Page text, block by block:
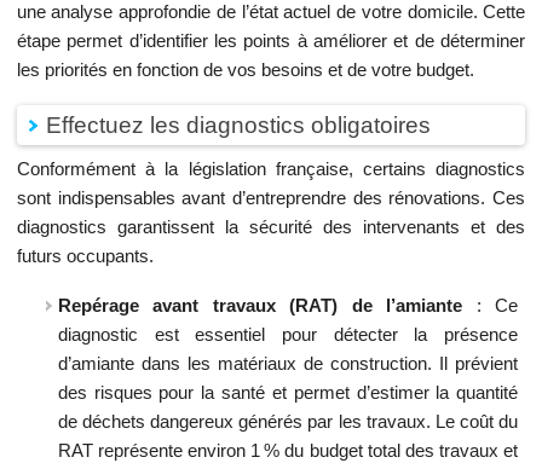
une analyse approfondie de l’état actuel de votre domicile. Cette
étape permet d’identifier les points à améliorer et de déterminer
les priorités en fonction de vos besoins et de votre budget.
Effectuez les diagnostics obligatoires
Conformément à la législation française, certains diagnostics
sont indispensables avant d’entreprendre des rénovations. Ces
diagnostics garantissent la sécurité des intervenants et des
futurs occupants.
Repérage avant travaux (RAT) de l’amiante : Ce
diagnostic est essentiel pour détecter la présence
d’amiante dans les matériaux de construction. Il prévient
des risques pour la santé et permet d’estimer la quantité
de déchets dangereux générés par les travaux. Le coût du
RAT représente environ 1 % du budget total des travaux et